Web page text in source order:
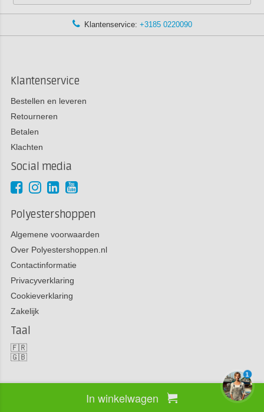
In winkelwagen
Klantenservice: +3185 0220090
Klantenservice
Bestellen en leveren
Retourneren
Betalen
Klachten
Social media
Polyestershoppen
Algemene voorwaarden
Over Polyestershoppen.nl
Contactinformatie
Privacyverklaring
Cookieverklaring
Zakelijk
Taal
🇫🇷
🇬🇧
Copyright 2026 Polyestershoppen bv
1